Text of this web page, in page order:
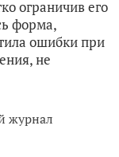
ограничив его
форма,
ошибки при
не
журнал